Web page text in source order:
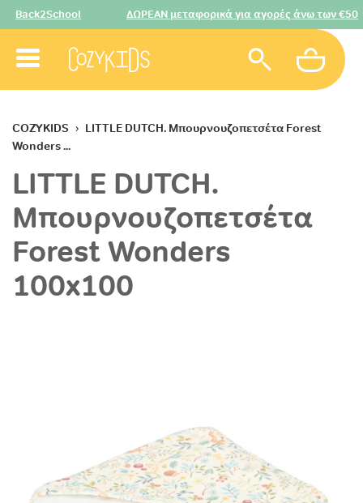
ΔΩΡΕΑΝ μεταφορικά για αγορές άνω των €50
COZYKIDS › LITTLE DUTCH. Μπουρνουζοπετσέτα Forest
Wonders ...
LITTLE DUTCH.
Μπουρνουζοπετσέτα
Forest Wonders
100x100